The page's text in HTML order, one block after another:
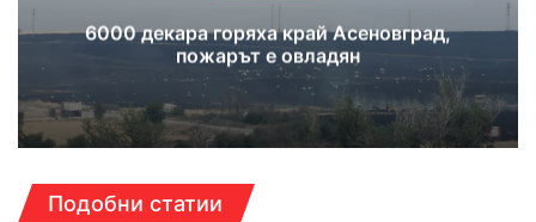
6000 декара горяха край Асеновград,
пожарът е овладян
Подобни статии